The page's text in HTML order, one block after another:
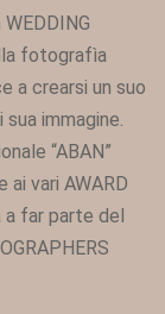
fotografìa
a crearsi un suo
immagine.
“ABAN”
vari AWARD
far parte del